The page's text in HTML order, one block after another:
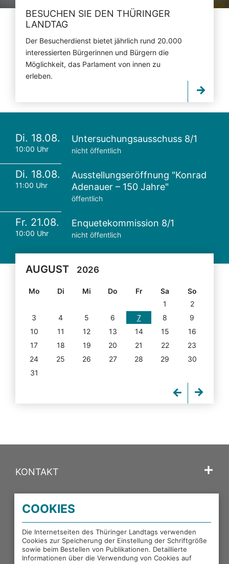
BESUCHEN SIE DEN THÜRINGER
LANDTAG
Der Besucherdienst bietet jährlich rund 20.000
interessierten Bürgerinnen und Bürgern die
Möglichkeit, das Parlament von innen zu
erleben.
Di. 18.08.
10:00 Uhr
Untersuchungsausschuss 8/1
nicht öffentlich
Di. 18.08.
11:00 Uhr
Ausstellungseröffnung "Konrad
Adenauer – 150 Jahre"
öffentlich
Fr. 21.08.
10:00 Uhr
Enquetekommission 8/1
nicht öffentlich
AUGUST 2026
Mo Di Mi Do Fr Sa
So
1
2
3
4 5 6 7 8
9
10
11 12 13 14 15
16
17
18 19 20 21 22
23
24
25 26 27 28 29
30
31
KONTAKT
PORTALE DES THÜRINGER LANDTAGS
EXTERNE LINKS
COOKIES
Die Internetseiten des Thüringer Landtags verwenden
Cookies zur Speicherung der Einstellung der Schriftgröße
sowie beim Bestellen von Publikationen. Detaillierte
Informationen über die Verwendung von Cookies auf